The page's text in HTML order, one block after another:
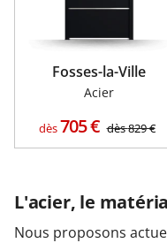
Fosses-la-Ville
Acier
dès705€ dès829€
L'acier, le
Nous proposons